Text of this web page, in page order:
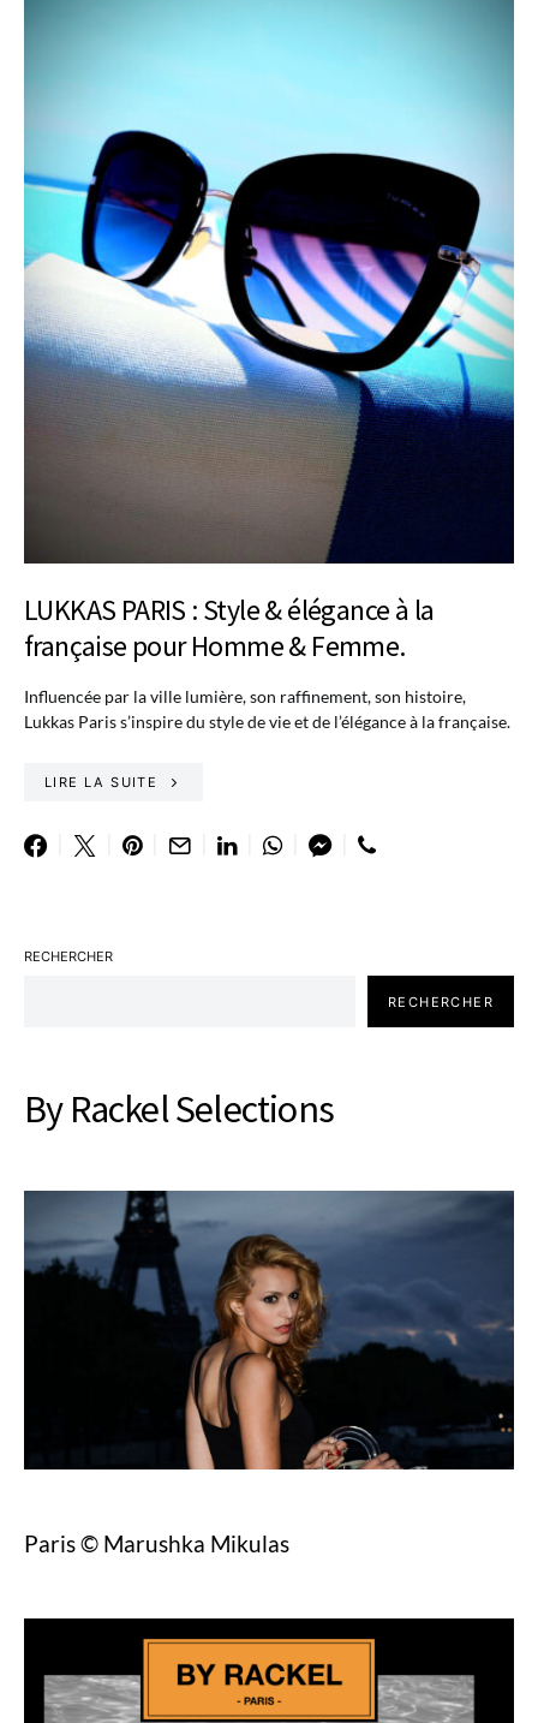
LUKKAS PARIS : Style & élégance à la
française pour Homme & Femme.
Influencée par la ville lumière, son raffinement, son histoire,
Lukkas Paris s’inspire du style de vie et de l’élégance à la française.
LIRE LA SUITE
RECHERCHER
RECHERCHER
By Rackel Selections
Paris © Marushka Mikulas